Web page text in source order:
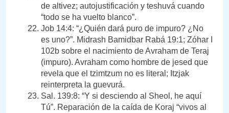
de altivez; autojustificación y teshuvá cuando
“todo se ha vuelto blanco”.
Job 14:4: “¿Quién dará puro de impuro? ¿No
es uno?”. Midrash Bamidbar Rabá 19:1; Zóhar I
102b sobre el nacimiento de Avraham de Teraj
(impuro). Avraham como hombre de jesed que
revela que el tzimtzum no es literal; Itzjak
reinterpreta la guevurá.
Sal. 139:8: “Y si desciendo al Sheol, he aquí
Tú”. Reparación de la caída de Koraj “vivos al